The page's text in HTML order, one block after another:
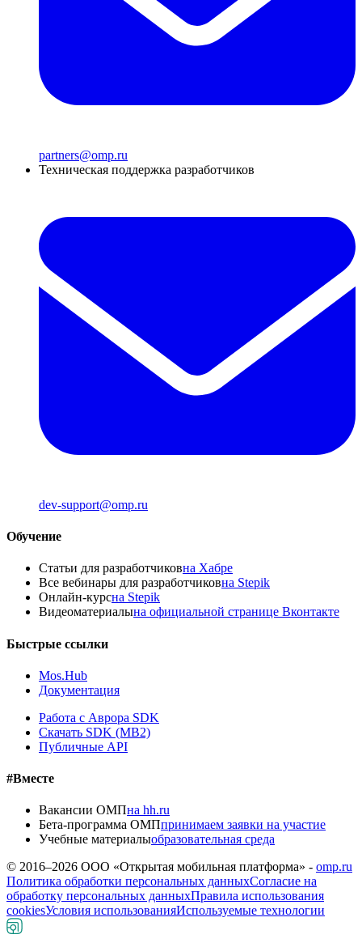
partners@omp.ru
Техническая поддержка разработчиков
dev-support@omp.ru
Обучение
Статьи для разработчиковна Хабре
Все вебинары для разработчиковна Stepik
Онлайн-курсна Stepik
Видеоматериалына официальной странице Вконтакте
Быстрые ссылки
Mos.Hub
Документация
Работа с Аврора SDK
Скачать SDK (MB2)
Публичные API
#Вместе
Вакансии ОМПна hh.ru
Бета-программа ОМПпринимаем заявки на участие
Учебные материалыобразовательная среда
© 2016–2026 ООО «Открытая мобильная платформа» - omp.ru
Политика обработки персональных данныхСогласие на
обработку персональных данныхПравила использования
cookiesУсловия использованияИспользуемые технологии